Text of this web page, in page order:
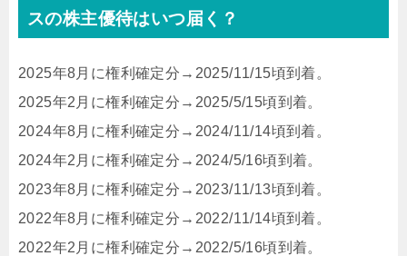
スの株主優待はいつ届く？
2025年8月に権利確定分→2025/11/15頃到着。
2025年2月に権利確定分→2025/5/15頃到着。
2024年8月に権利確定分→2024/11/14頃到着。
2024年2月に権利確定分→2024/5/16頃到着。
2023年8月に権利確定分→2023/11/13頃到着。
2022年8月に権利確定分→2022/11/14頃到着。
2022年2月に権利確定分→2022/5/16頃到着。